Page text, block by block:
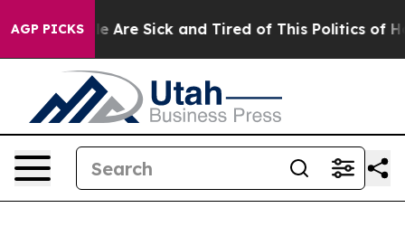
AGP PICKS
“People Are Sick and Tired of This Politics of